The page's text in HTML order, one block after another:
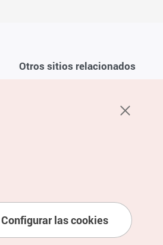
Otros sitios relacionados
Configurar las cookies